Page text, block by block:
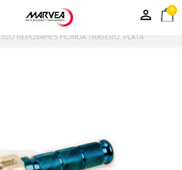
0
JGO REPOSAPIES HONDA TRASERO. PLATA